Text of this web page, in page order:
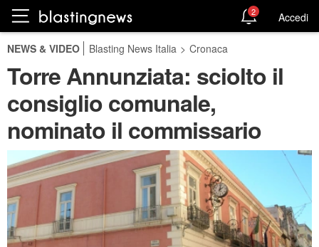
2 Accedi
NEWS & VIDEO Blasting News Italia > Cronaca
Torre Annunziata: sciolto il
consiglio comunale,
nominato il commissario